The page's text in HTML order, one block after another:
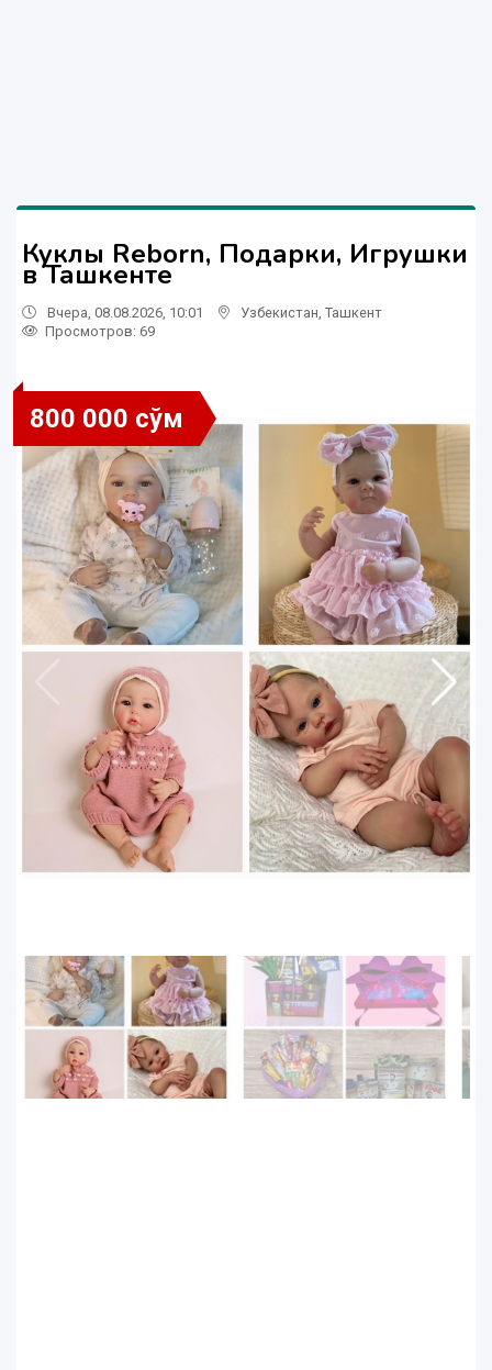
Куклы Reborn, Подарки, Игрушки
в Ташкенте
Вчера, 08.08.2026, 10:01 Узбекистан Ташкент
Просмотров: 69
800 000 сўм